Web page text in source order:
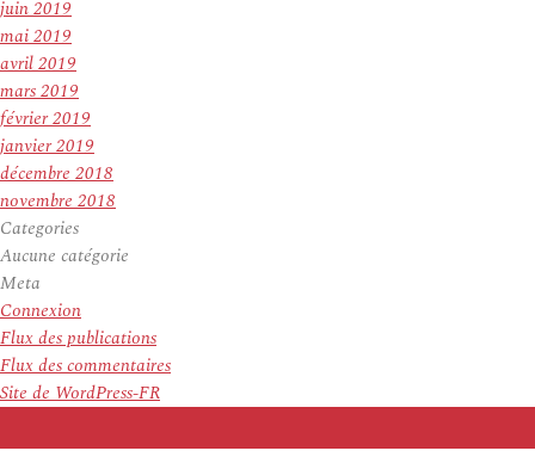
juin 2019
mai 2019
avril 2019
mars 2019
février 2019
janvier 2019
décembre 2018
novembre 2018
Categories
Aucune catégorie
Meta
Connexion
Flux des publications
Flux des commentaires
Site de WordPress-FR